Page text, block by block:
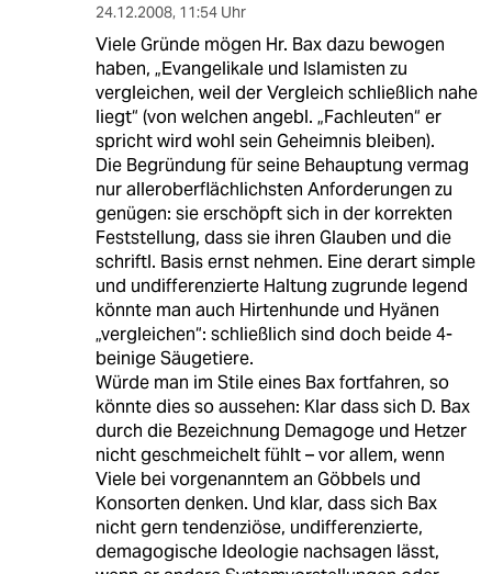
24.12.2008, 11:54 Uhr
Viele Gründe mögen Hr. Bax dazu bewogen
haben, „Evangelikale und Islamisten zu
vergleichen, weil der Vergleich schließlich nahe
liegt“ (von welchen angebl. „Fachleuten“ er
spricht wird wohl sein Geheimnis bleiben).
Die Begründung für seine Behauptung vermag
nur alleroberflächlichsten Anforderungen zu
genügen: sie erschöpft sich in der korrekten
Feststellung, dass sie ihren Glauben und die
schriftl. Basis ernst nehmen. Eine derart simple
und undifferenzierte Haltung zugrunde legend
könnte man auch Hirtenhunde und Hyänen
„vergleichen“: schließlich sind doch beide 4-
beinige Säugetiere.
Würde man im Stile eines Bax fortfahren, so
könnte dies so aussehen: Klar dass sich D. Bax
durch die Bezeichnung Demagoge und Hetzer
nicht geschmeichelt fühlt – vor allem, wenn
Viele bei vorgenanntem an Göbbels und
Konsorten denken. Und klar, dass sich Bax
nicht gern tendenziöse, undifferenzierte,
demagogische Ideologie nachsagen lässt,